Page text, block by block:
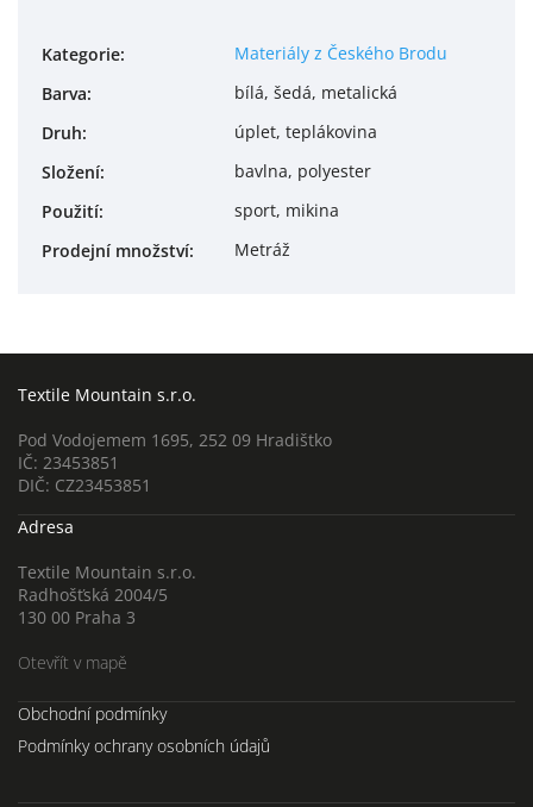
Kategorie:
Materiály z Českého Brodu
Barva:
bílá, šedá, metalická
Druh:
úplet, teplákovina
Složení:
bavlna, polyester
Použití:
sport, mikina
Prodejní množství: Metráž
Textile Mountain s.r.o.
Pod Vodojemem 1695, 252 09 Hradištko
IČ: 23453851
DIČ: CZ23453851
Adresa
Textile Mountain s.r.o.
Radhošťská 2004/5
130 00 Praha 3
Otevřít v mapě
Obchodní podmínky
Podmínky ochrany osobních údajů